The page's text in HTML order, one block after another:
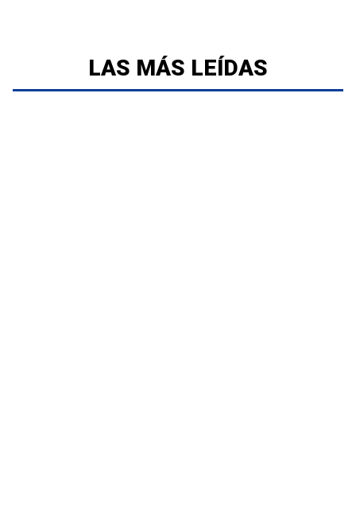
LAS MÁS LEÍDAS